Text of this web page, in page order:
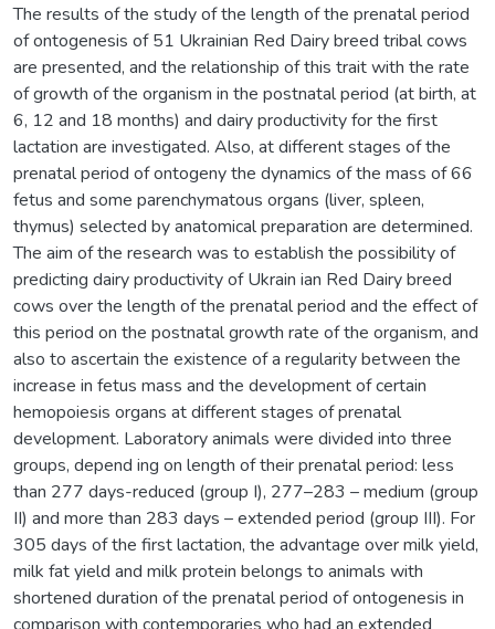
The results of the study of the length of the prenatal period
of ontogenesis of 51 Ukrainian Red Dairy breed tribal cows
are presented, and the relationship of this trait with the rate
of growth of the organism in the postnatal period (at birth, at
6, 12 and 18 months) and dairy productivity for the first
lactation are investigated. Also, at different stages of the
prenatal period of ontogeny the dynamics of the mass of 66
fetus and some parenchymatous organs (liver, spleen,
thymus) selected by anatomical preparation are determined.
The aim of the research was to establish the possibility of
predicting dairy productivity of Ukrain ian Red Dairy breed
cows over the length of the prenatal period and the effect of
this period on the postnatal growth rate of the organism, and
also to ascertain the existence of a regularity between the
increase in fetus mass and the development of certain
hemopoiesis organs at different stages of prenatal
development. Laboratory animals were divided into three
groups, depend ing on length of their prenatal period: less
than 277 days-reduced (group I), 277–283 – medium (group
II) and more than 283 days – extended period (group III). For
305 days of the first lactation, the advantage over milk yield,
milk fat yield and milk protein belongs to animals with
shortened duration of the prenatal period of ontogenesis in